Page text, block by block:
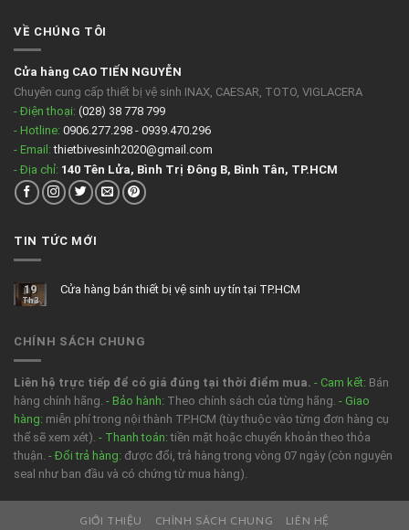
VỀ CHÚNG TÔI
Cửa hàng CAO TIẾN NGUYỄN
Chuyên cung cấp thiết bị vệ sinh INAX, CAESAR, TOTO, VIGLACERA
- Điện thoại: (028) 38 778 799
- Hotline: 0906.277.298 - 0939.470.296
- Email: thietbivesinh2020@gmail.com
- Địa chỉ: 140 Tên Lửa, Bình Trị Đông B, Bình Tân, TP.HCM
TIN TỨC MỚI
19
Th3
Cửa hàng bán thiết bị vệ sinh uy tín tại TP.HCM
CHÍNH SÁCH CHUNG
Liên hệ trực tiếp để có giá đúng tại thời điểm mua. - Cam kết: Bán
hàng chính hãng. - Bảo hành: Theo chính sách của từng hãng. - Giao
hàng: miễn phí trong nội thành TP.HCM (tùy thuộc vào từng đơn hàng cụ
thể sẽ xem xét). - Thanh toán: tiền mặt hoặc chuyển khoản theo thỏa
thuận. - Đổi trả hàng: được đổi, trả hàng trong vòng 07 ngày (còn nguyên
seal như ban đầu và có chứng từ mua hàng).
GIỚI THIỆU CHÍNH SÁCH CHUNG LIÊN HỆ